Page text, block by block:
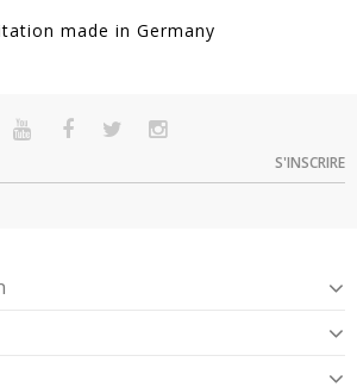
made in Germany
S'INSCRIRE